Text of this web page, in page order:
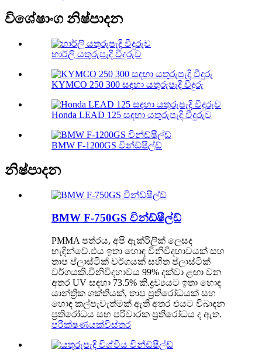
විශේෂාංග නිෂ්පාදන
හාර්ලි යතුරුපැදි වීදුරුව
KYMCO 250 300 සඳහා යතුරුපැදි වීදුරු
Honda LEAD 125 සඳහා යතුරුපැදි වීදුරුව
BMW F-1200GS වින්ඩ්ෂීල්ඩ්
නිෂ්පාදන
BMW F-750GS වින්ඩ්ෂීල්ඩ්
PMMA පත්රය, අපි ඇක්රිලික් ලෙසද
හැඳින්වේ.එය ඉතා හොඳ විනිවිදභාවයක් සහ
තාප ප්ලාස්ටික් වර්ගයක් සහිත ප්ලාස්ටික්
වර්ගයකි.විනිවිදභාවය 99% දක්වා ළඟා වන
අතර UV සඳහා 73.5% කි.ද්‍රව්‍යයට ඉතා හොඳ
යාන්ත්‍රික ශක්තියක්, තාප ප්‍රතිරෝධයක් සහ
හොඳ කල්පැවැත්මක් ඇති අතර එයට විඛාදන
ප්‍රතිරෝධය සහ පරිවාරක ප්‍රතිරෝධය ද ඇත.
පරීක්ෂණයක්විස්තර